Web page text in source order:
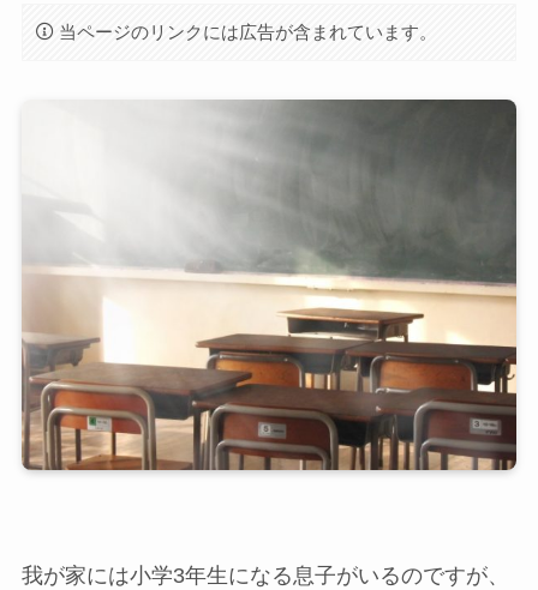
当ページのリンクには広告が含まれています。
我が家には小学3年生になる息子がいるのですが、